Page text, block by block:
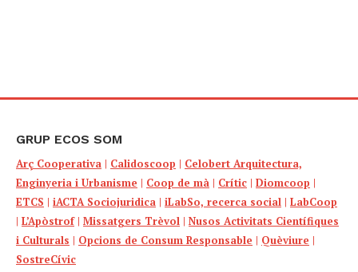
GRUP ECOS SOM
Arç Cooperativa | Calidoscoop | Celobert Arquitectura,
Enginyeria i Urbanisme | Coop de mà | Crític | Diomcoop |
ETCS | iACTA Sociojuridica | iLabSo, recerca social | LabCoop
| L’Apòstrof| Missatgers Trèvol | Nusos Activitats Científiques
i Culturals | Opcions de Consum Responsable | Quèviure |
SostreCívic